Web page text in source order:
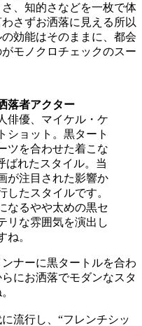
、知的さなどを一枚で体
さずお洒落に見える所以
効能はそのままに、都会
モノクロチェックのスー
落者アクター
俳優、マイケル・ケ
ショット。黒タート
ツを合わせた着こな
ばれたスタイル。当
が注目された影響か
したスタイルです。
なるやや太めの黒セ
リな雰囲気を演出し
ね。
ナーに黒タートルを合わ
にお洒落でモダンなスタ
流行し、“フレンチシッ